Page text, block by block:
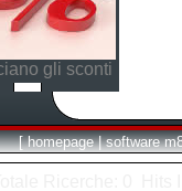
gli sconti
[ homepage | software